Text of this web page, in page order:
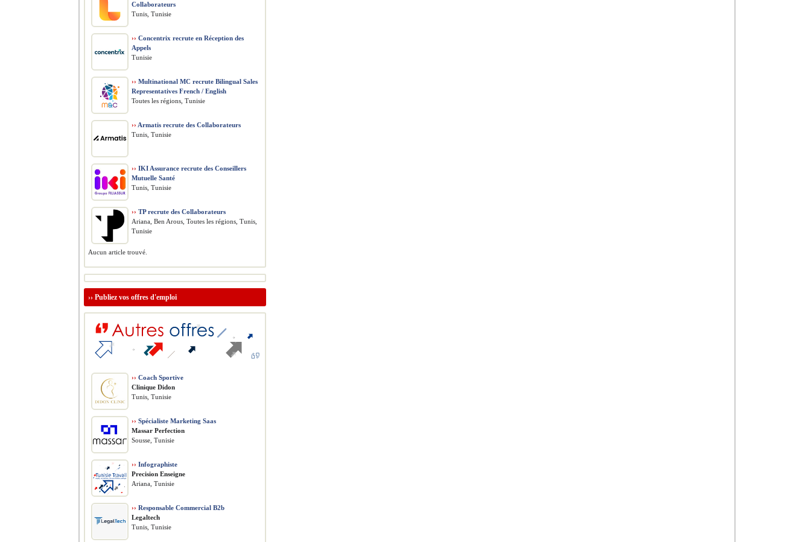
Collaborateurs
Tunis, Tunisie
›› Concentrix recrute en Réception des
Appels
Tunisie
›› Multinational MC recrute Bilingual Sales
Representatives French / English
Toutes les régions, Tunisie
›› Armatis recrute des Collaborateurs
Tunis, Tunisie
›› IKI Assurance recrute des Conseillers
Mutuelle Santé
Tunis, Tunisie
›› TP recrute des Collaborateurs
Ariana, Ben Arous, Toutes les régions, Tunis,
Tunisie
Aucun article trouvé.
›› Publiez vos offres d'emploi
›› Coach Sportive
Clinique Didon
Tunis, Tunisie
›› Spécialiste Marketing Saas
Massar Perfection
Sousse, Tunisie
›› Infographiste
Precision Enseigne
Ariana, Tunisie
›› Responsable Commercial B2b
Legaltech
Tunis, Tunisie